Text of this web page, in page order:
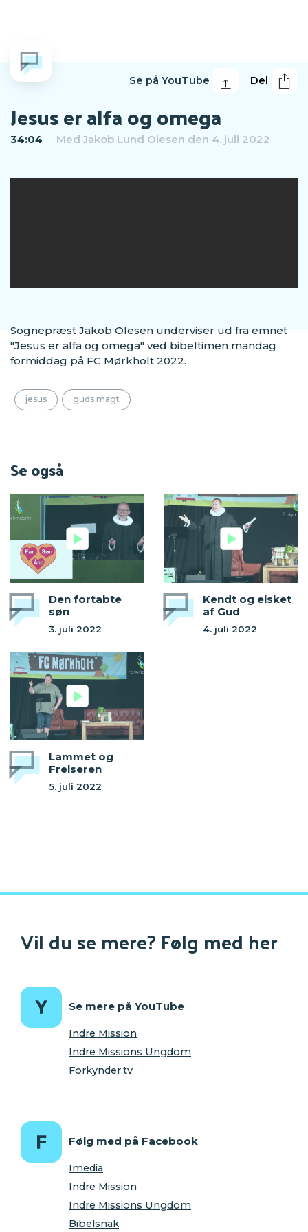
Del
Se på YouTube
Jesus er alfa og omega
34:04 Med Jakob Lund Olesen den 4. juli 2022
Sognepræst Jakob Olesen underviser ud fra emnet
"Jesus er alfa og omega" ved bibeltimen mandag
formiddag på FC Mørkholt 2022.
jesus guds magt
Se også
Den fortabte
søn
3. juli 2022
Kendt og elsket
af Gud
4. juli 2022
Lammet og
Frelseren
5. juli 2022
Vil du se mere? Følg med her
Se mere på YouTube
Indre Mission
Indre Missions Ungdom
Forkynder.tv
Følg med på Facebook
Imedia
Indre Mission
Indre Missions Ungdom
Bibelsnak